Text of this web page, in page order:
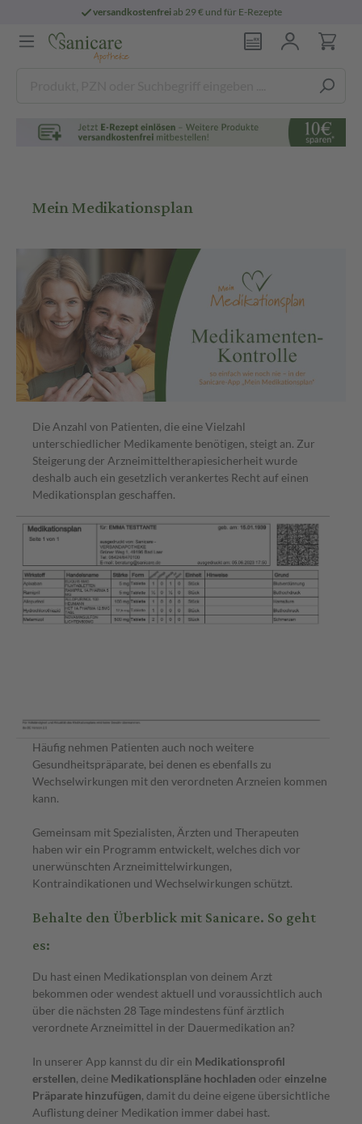
ab 29 € und für E-Rezepte
Mein Medikationsplan
Die Anzahl von Patienten, die eine Vielzahl
unterschiedlicher Medikamente benötigen, steigt an. Zur
Steigerung der Arzneimitteltherapiesicherheit wurde
deshalb auch ein gesetzlich verankertes Recht auf einen
Medikationsplan geschaffen.
Häufig nehmen Patienten auch noch weitere
Gesundheitspräparate, bei denen es ebenfalls zu
Wechselwirkungen mit den verordneten Arzneien kommen
kann.
Gemeinsam mit Spezialisten, Ärzten und Therapeuten
haben wir ein Programm entwickelt, welches dich vor
unerwünschten Arzneimittelwirkungen,
Kontraindikationen und Wechselwirkungen schützt.
Behalte den Überblick mit Sanicare. So geht
es:
Du hast einen Medikationsplan von deinem Arzt
bekommen oder wendest aktuell und voraussichtlich auch
über die nächsten 28 Tage mindestens fünf ärztlich
verordnete Arzneimittel in der Dauermedikation an?
In unserer App kannst du dir ein Medikationsprofil
erstellen, deine Medikationspläne hochladen oder einzelne
Präparate hinzufügen, damit du deine eigene übersichtliche
Auflistung deiner Medikation immer dabei hast.